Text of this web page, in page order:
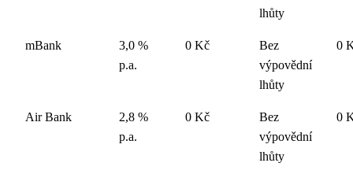
lhůty
mBank
3,0 %
p.a.
0 Kč
Bez
výpovědní
lhůty
0
Air Bank
2,8 %
p.a.
0 Kč
Bez
výpovědní
lhůty
0